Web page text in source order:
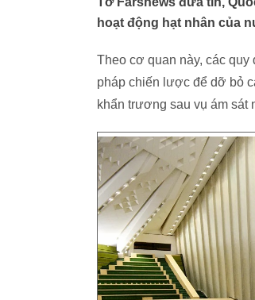
hoạt động hạt nhân của
Theo cơ quan này, các
pháp chiến lược để dỡ bỏ
khẩn trương sau vụ ám sát